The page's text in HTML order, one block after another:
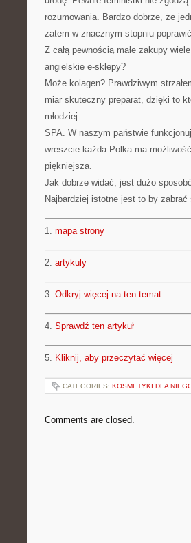
rozumowania. Bardzo dobrze, że
zatem w znacznym stopniu
Z całą pewnością małe zakupy
angielskie e-sklepy?
Może kolagen? Prawdziwym
miar skuteczny preparat, dzięki to
młodziej.
SPA. W naszym państwie
wreszcie każda Polka ma
piękniejsza.
Jak dobrze widać, jest dużo
Najbardziej istotne jest to by
1. mapa strony
2. artykuly
3. Odkryj więcej na ten temat
4. Sprawdź ten artykuł
5. Kliknij, aby przeczytać więcej
CATEGORIES: KOSMETYKI DLA
Comments are closed.